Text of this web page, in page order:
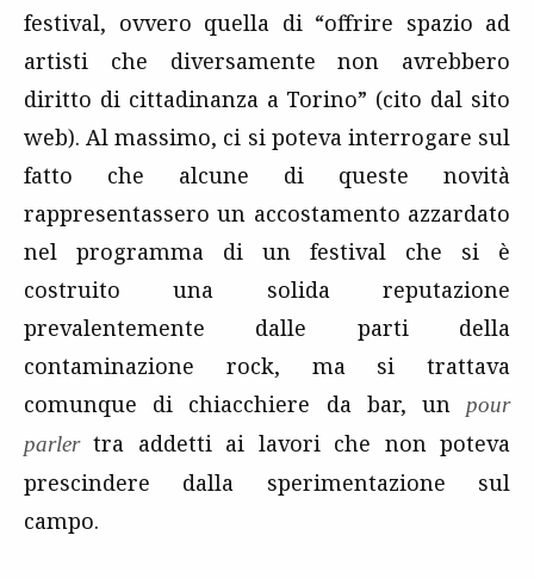
festival, ovvero quella di “offrire spazio ad
artisti che diversamente non avrebbero
diritto di cittadinanza a Torino” (cito dal sito
web). Al massimo, ci si poteva interrogare sul
fatto che alcune di queste novità
rappresentassero un accostamento azzardato
nel programma di un festival che si è
costruito una solida reputazione
prevalentemente dalle parti della
contaminazione rock, ma si trattava
comunque di chiacchiere da bar, un
pour
parlertra addetti ai lavori che non poteva
prescindere dalla sperimentazione sul
campo.